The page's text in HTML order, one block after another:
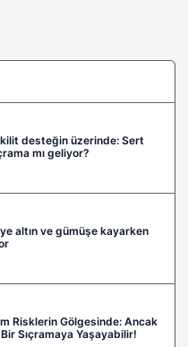
desteğin üzerinde: Sert
mı geliyor?
altın ve gümüşe kayarken
Risklerin Gölgesinde: Ancak
Sıçramaya Yaşayabilir!